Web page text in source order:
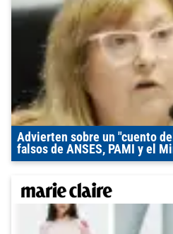
Advierten sobre un "cuento
falsos de ANSES, PAMI y el